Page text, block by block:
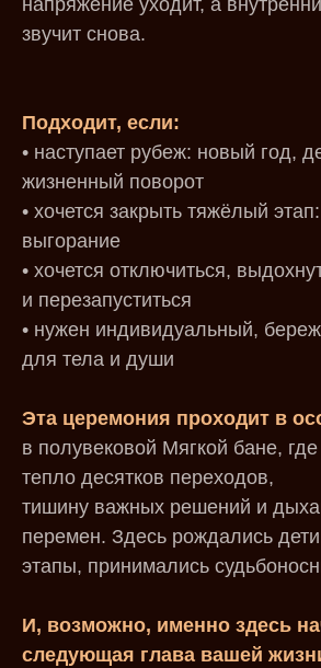
напряжение уходит, а
звучит снова.
Подходит, если:
• наступает рубеж: новый год,
жизненный поворот
• хочется закрыть тяжёлый
выгорание
• хочется отключиться,
и перезапуститься
• нужен индивидуальный,
для тела и души
Эта церемония проходит в
в полувековой Мягкой бане,
тепло десятков переходов,
тишину важных решений и
перемен. Здесь рождались
этапы, принимались
И, возможно, именно здесь
следующая глава вашей